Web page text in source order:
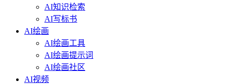
AI知识检索
AI写标书
AI绘画
AI绘画工具
AI绘画提示词
AI绘画社区
AI视频